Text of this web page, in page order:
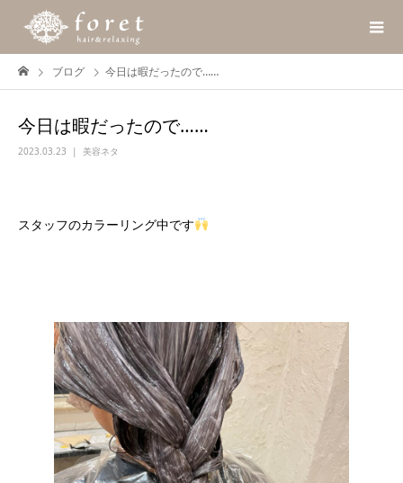
ブログ 今日は暇だったので……
今日は暇だったので……
2023.03.23 美容ネタ
スタッフのカラーリング中です